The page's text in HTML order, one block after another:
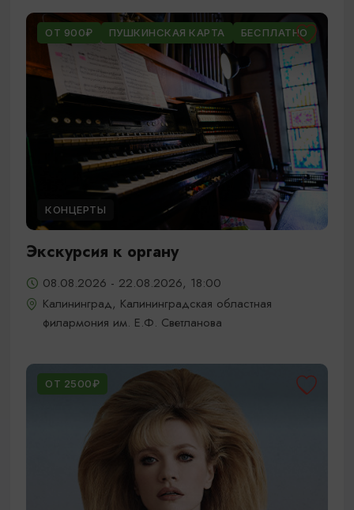
ОТ 900₽ ПУШКИНСКАЯ КАРТА БЕСПЛАТНО
КОНЦЕРТЫ
Экскурсия к органу
08.08.2026 - 22.08.2026, 18:00
Калининград, Калининградская областная
филармония им. Е.Ф. Светланова
ОТ 2500₽